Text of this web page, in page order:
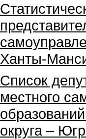
Ханты-
Список
местного
округа –